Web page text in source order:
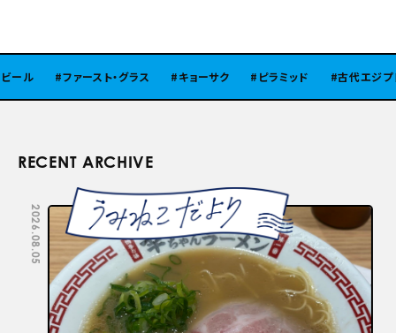
ル ファースト・グラス キョーサク ピラミッド 古代エジプト
RECENT ARCHIVE